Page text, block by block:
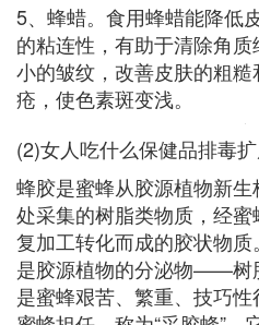
5、蜂蜡。食用蜂蜡能降低
的粘连性，有助于清除角
小的皱纹，改善皮肤的粗
疮，使色素斑变浅。
(2)女人吃什么保健品排毒扩
蜂胶是蜜蜂从胶源植物新
处采集的树脂类物质，经
复加工转化而成的胶状物
是胶源植物的分泌物——树
是蜜蜂艰苦、繁重、技巧